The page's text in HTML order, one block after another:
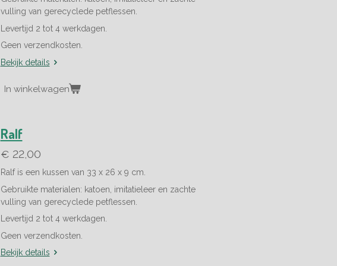
vulling van gerecyclede petflessen.
Levertijd 2 tot 4 werkdagen.
Geen verzendkosten.
Bekijk details
In winkelwagen
Ralf
€ 22,00
Ralf is een kussen van 33 x 26 x 9 cm.
Gebruikte materialen: katoen, imitatieleer en zachte
vulling van gerecyclede petflessen.
Levertijd 2 tot 4 werkdagen.
Geen verzendkosten.
Bekijk details